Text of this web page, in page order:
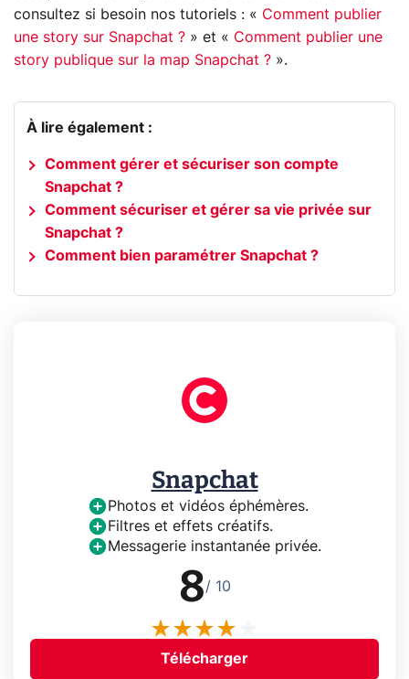
consultez si besoin nos tutoriels : « Comment publier
une story sur Snapchat ? » et « Comment publier une
story publique sur la map Snapchat ? ».
À lire également :
Comment gérer et sécuriser son compte
Snapchat ?
Comment sécuriser et gérer sa vie privée sur
Snapchat ?
Comment bien paramétrer Snapchat ?
Snapchat
Photos et vidéos éphémères.
Filtres et effets créatifs.
Messagerie instantanée privée.
8/ 10
Télécharger